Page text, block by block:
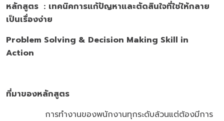
หลักสูตร : เทคนิคการแก้ปัญหาและตัดสินใจที่ใช่ให้กลาย
เป็นเรื่องง่าย
Problem Solving & Decision Making Skill in
Action
ที่มาของหลักสูตร
การทำงานของพนักงานทุกระดับล้วนแต่ต้องมีการ